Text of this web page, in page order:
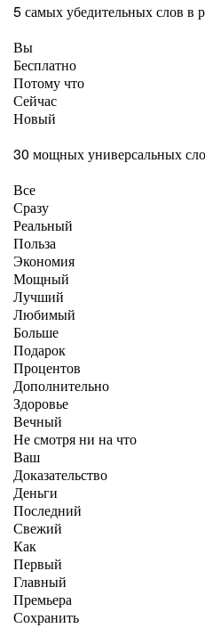
5 самых убедительных слов в
Вы
Бесплатно
Потому что
Сейчас
Новый
30 мощных универсальных
Все
Сразу
Реальный
Польза
Экономия
Мощный
Лучший
Любимый
Больше
Подарок
Процентов
Дополнительно
Здоровье
Вечный
Не смотря ни на что
Ваш
Доказательство
Деньги
Последний
Свежий
Как
Первый
Главный
Премьера
Сохранить